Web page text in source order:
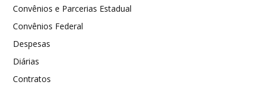
Convênios e Parcerias Estadual
Convênios Federal
Despesas
Diárias
Contratos